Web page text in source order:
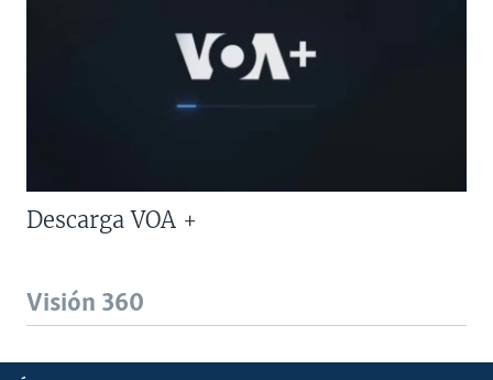
Descarga VOA +
Visión 360